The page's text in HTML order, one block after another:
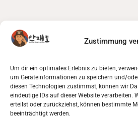
Zustimmung
Um dir ein optimales Erlebnis zu bieten,
um Geräteinformationen zu speichern und/
diesen Technologien zustimmst, können wir
eindeutige IDs auf dieser Website verarbeiten.
erteilst oder zurückziehst, können bestimmte
beeinträchtigt werden.